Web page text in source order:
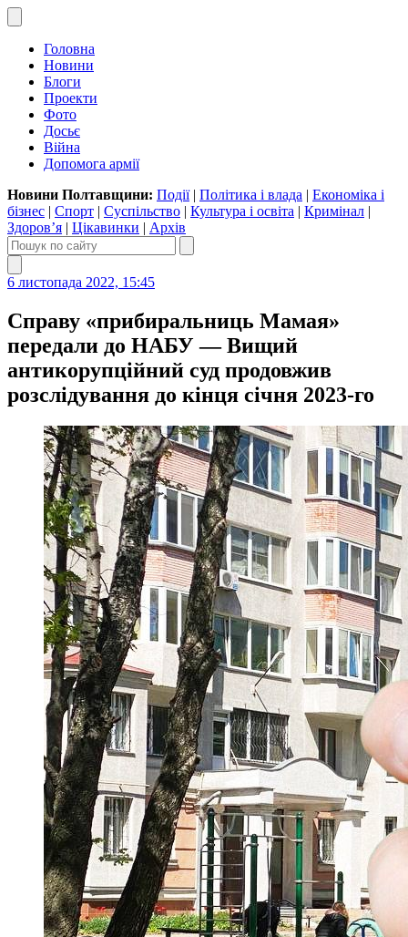
Головна
Новини
Блоги
Проекти
Фото
Досьє
Війна
Допомога армії
Новини Полтавщини: Події| Політика і влада | Економіка і
бізнес | Спорт | Суспільство | Культура і освіта | Кримінал |
Здоров’я | Цікавинки | Архів
6 листопада 2022, 15:45
Справу «прибиральниць Мамая»
передали до НАБУ — Вищий
антикорупційний суд продовжив
розслідування до кінця січня 2023-го